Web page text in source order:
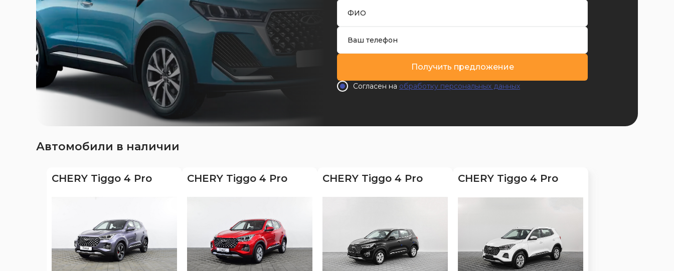
Получить предложение
Согласен на обработку персональных данных
Автомобили в наличии
CHERY Tiggo 4 Pro CHERY Tiggo 4 Pro CHERY Tiggo 4 Pro CHERY Tiggo 4 Pro